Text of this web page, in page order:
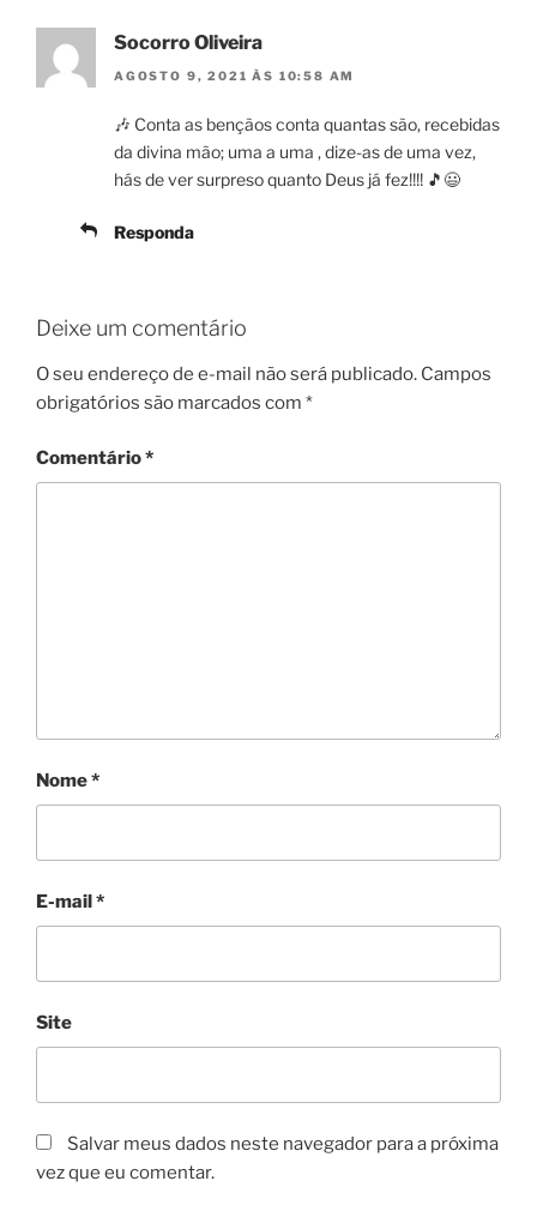
Socorro Oliveira
AGOSTO 9, 2021 ÀS 10:58 AM
🎶 Conta as bençãos conta quantas são, recebidas
da divina mão; uma a uma , dize-as de uma vez,
hás de ver surpreso quanto Deus já fez!!!! 🎵😃
Responda
Deixe um comentário
O seu endereço de e-mail não será publicado. Campos
obrigatórios são marcados com *
Comentário*
Nome*
E-mail*
Site
Salvar meus dados neste navegador para a próxima
vez que eu comentar.